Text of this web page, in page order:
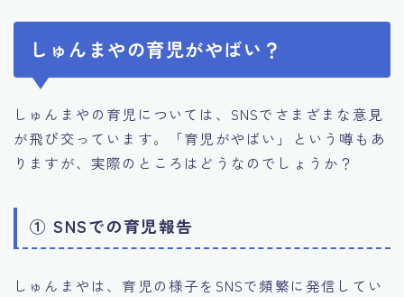
しゅんまやの育児がやばい？
しゅんまやの育児については、SNSでさまざまな意見
が飛び交っています。「育児がやばい」という噂もあ
りますが、実際のところはどうなのでしょうか？
① SNSでの育児報告
しゅんまやは、育児の様子をSNSで頻繁に発信してい